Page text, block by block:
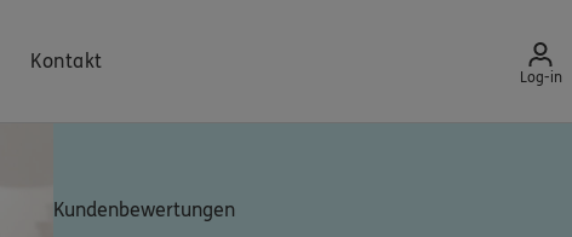
Kontakt
Log-in
Kundenbewertungen